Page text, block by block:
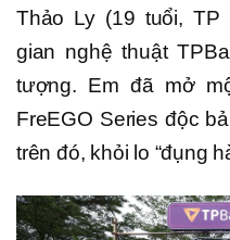
Thảo Ly (19 tuổi, TP
gian nghệ thuật
tượng. Em đã mở
FreEGO Series độc
trên đó, khỏi lo “đụng